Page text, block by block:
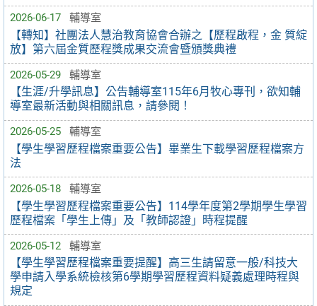
2026-06-17 輔導室
【轉知】社團法人慧治教育協會合辦之【歷程啟程，金 質綻
放】第六屆金質歷程獎成果交流會暨頒獎典禮
2026-05-29 輔導室
【生涯/升學訊息】公告輔導室115年6月牧心專刊，欲知輔
導室最新活動與相關訊息，請參閱！
2026-05-25 輔導室
【學生學習歷程檔案重要公告】畢業生下載學習歷程檔案方
法
2026-05-18 輔導室
【學生學習歷程檔案重要公告】114學年度第2學期學生學習
歷程檔案「學生上傳」及「教師認證」時程提醒
2026-05-12 輔導室
【學生學習歷程檔案重要提醒】高三生請留意一般/科技大
學申請入學系統檢核第6學期學習歷程資料疑義處理時程與
規定